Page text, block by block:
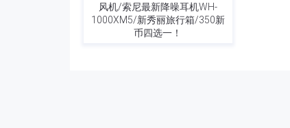
风机/索尼最新降噪耳机WH-
1000XM5/新秀丽旅行箱/350新
币四选一！